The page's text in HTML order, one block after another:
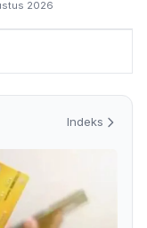
2026
Indeks